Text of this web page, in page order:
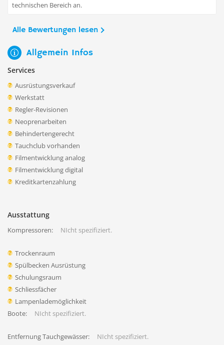
technischen Bereich an.
Alle Bewertungen lesen
Allgemein Infos
Services
Ausrüstungsverkauf
Werkstatt
Regler-Revisionen
Neoprenarbeiten
Behindertengerecht
Tauchclub vorhanden
Filmentwicklung analog
Filmentwicklung digital
Kreditkartenzahlung
Ausstattung
Kompressoren: NIcht spezifiziert.
Trockenraum
Spülbecken Ausrüstung
Schulungsraum
Schliessfächer
Lampenlademöglichkeit
Boote:
NIcht spezifiziert.
Entfernung Tauchgewässer: NIcht spezifiziert.